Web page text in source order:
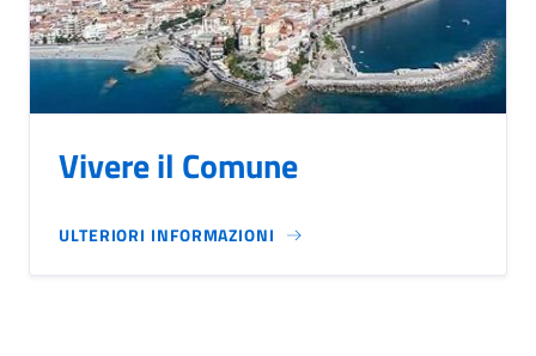
Vivere il Comune
ULTERIORI INFORMAZIONI